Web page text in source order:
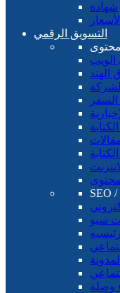
شهادة
التسويق الرقمي
الهند
سيو
وصلة